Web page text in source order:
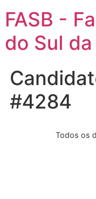
FASB -
do Sul
#4284
Todos os